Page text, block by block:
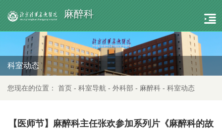
麻醉科
科室动态
您现在的位置： 首页 - 科室导航 - 外科部 - 麻醉科 - 科室动态
【医师节】麻醉科主任张欢参加系列片《麻醉科的故